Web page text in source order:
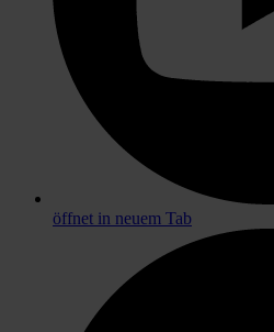
öffnet in neuem Tab